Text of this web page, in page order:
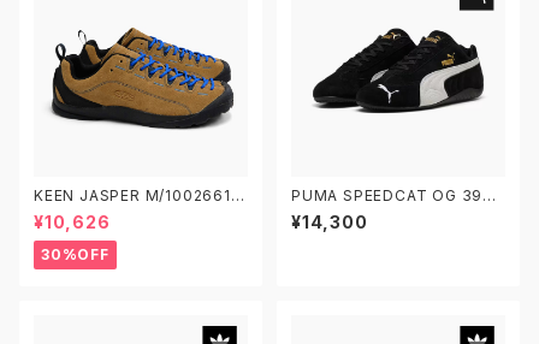
KEEN JASPER M/1002661
W/1004337 キーン ジャスパ
ー アウトドアスニーカー
¥10,626
30%OFF
PUMA SPEEDCAT OG 3988
46-01 プーマ スピードキャット
OG 黒
¥14,300